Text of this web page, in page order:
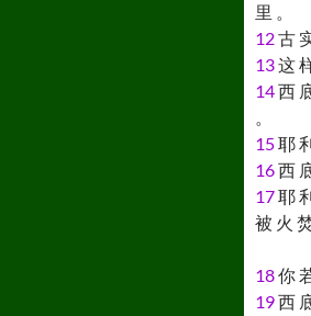
里 。
12古
13这
14西
。
15耶
16西
17耶
被 火
18你
19西